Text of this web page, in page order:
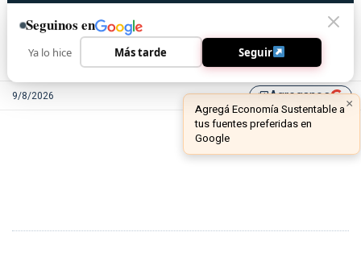
9/8/2026 library_addAgreganos
Seguinos en
Ya lo hice Más tarde Seguir